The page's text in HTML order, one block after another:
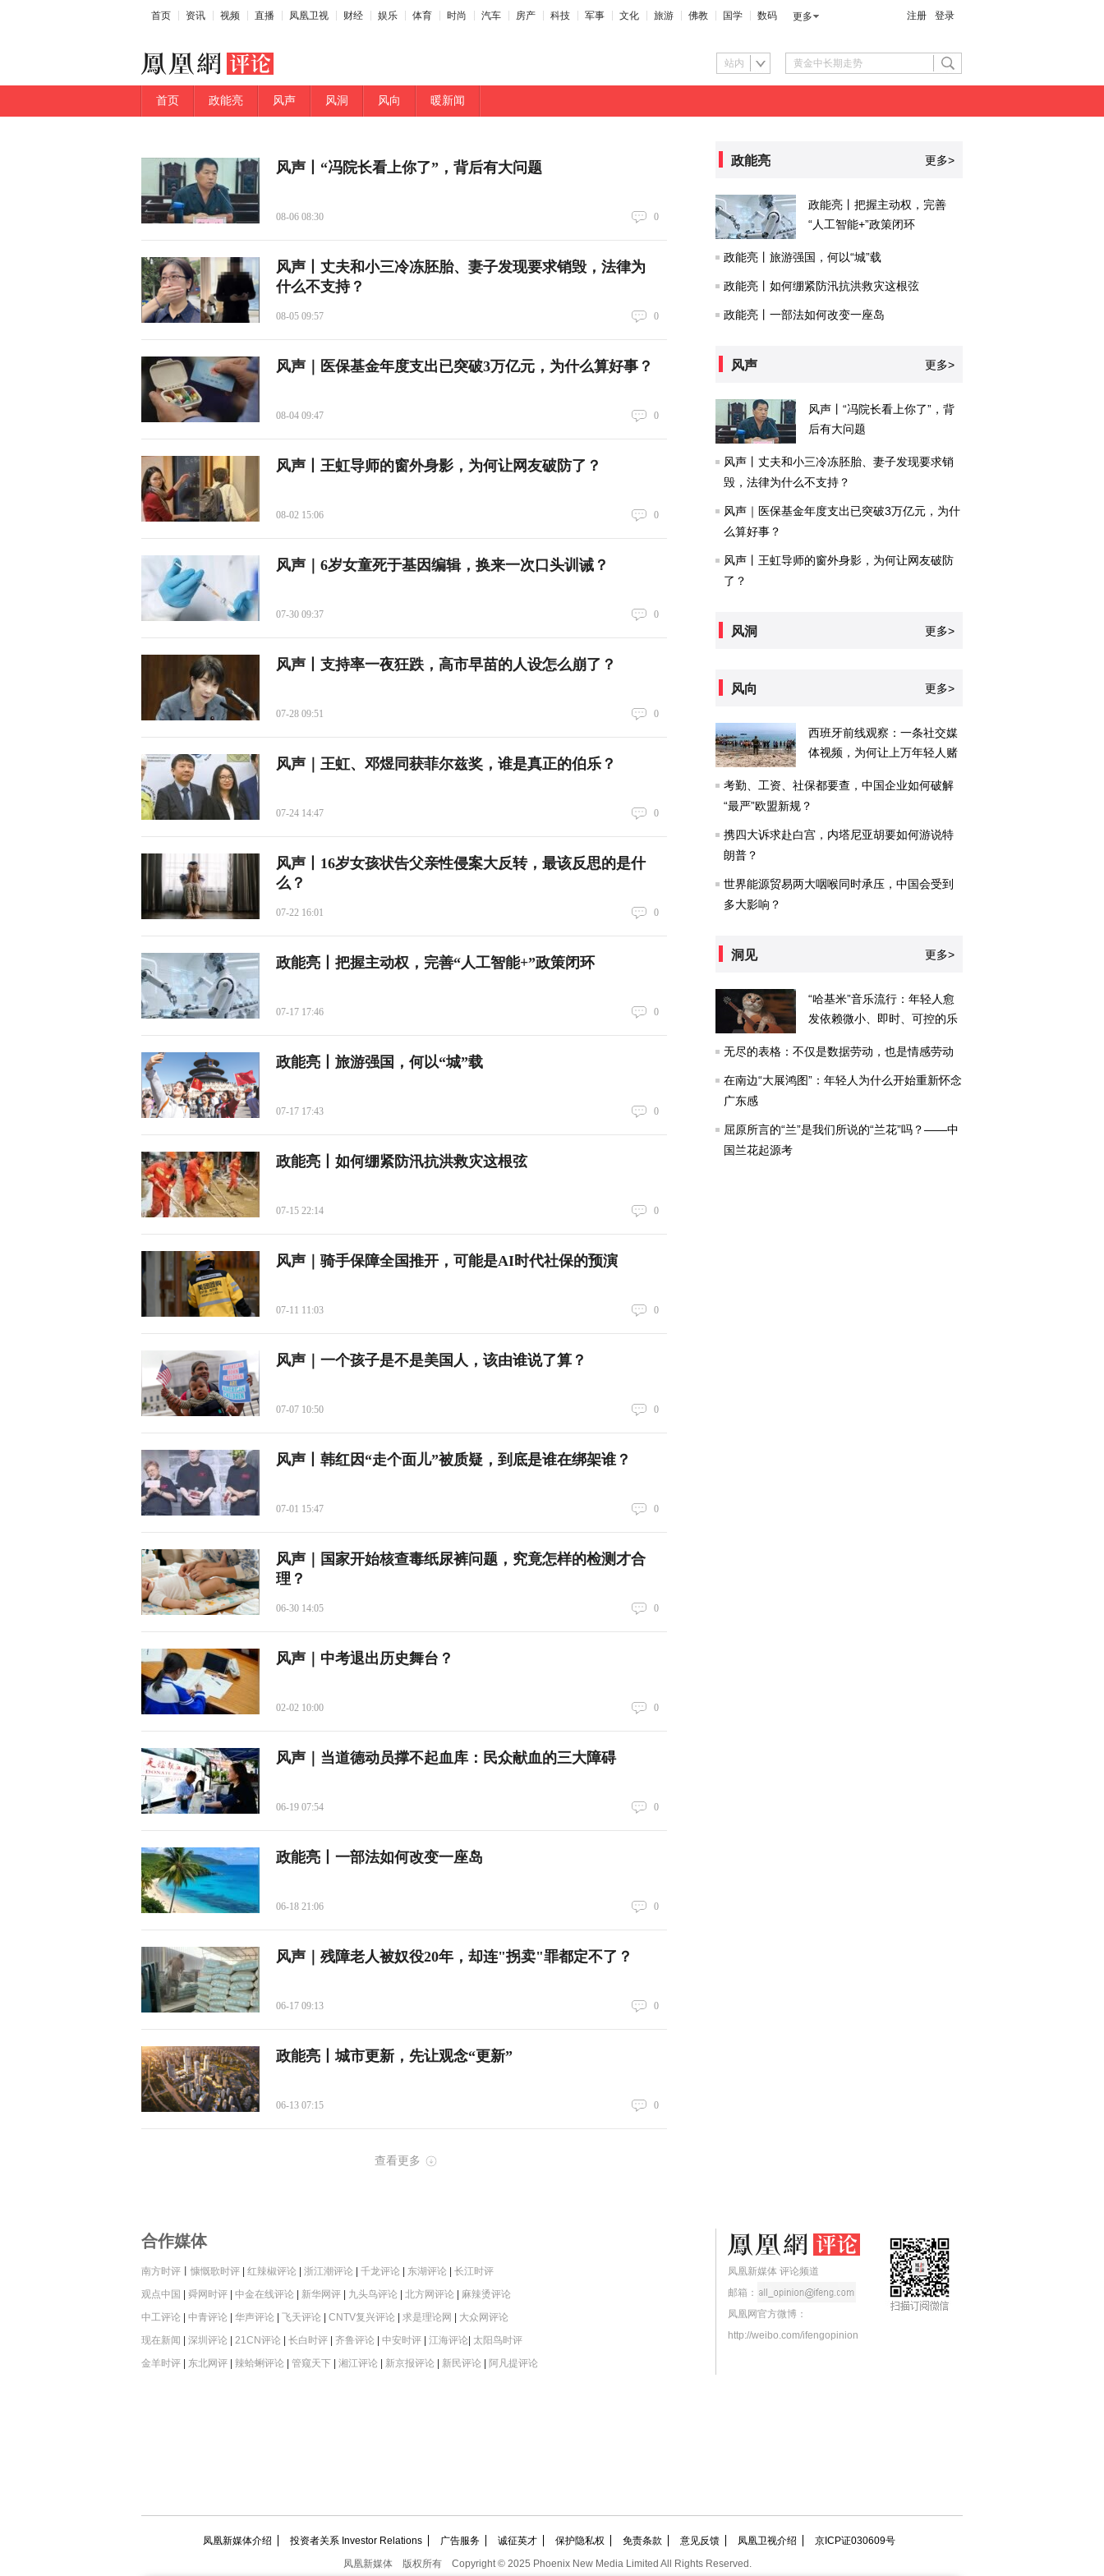
首页 资讯 视频 直播 凤凰卫视 财经 娱乐 体育 时尚 汽车 房产 科技 军事 文化 旅游 佛教 国学 数码 更多 注册 登录
站内
首页 政能亮 风声 风洞 风向 暖新闻
风声丨“冯院长看上你了”，背后有大问题
08-06 08:30 0
风声丨丈夫和小三冷冻胚胎、妻子发现要求销毁，法律为
什么不支持？
08-05 09:57 0
风声｜医保基金年度支出已突破3万亿元，为什么算好事？
08-04 09:47 0
风声丨王虹导师的窗外身影，为何让网友破防了？
08-02 15:06 0
风声｜6岁女童死于基因编辑，换来一次口头训诫？
07-30 09:37 0
风声丨支持率一夜狂跌，高市早苗的人设怎么崩了？
07-28 09:51 0
风声｜王虹、邓煜同获菲尔兹奖，谁是真正的伯乐？
07-24 14:47 0
风声丨16岁女孩状告父亲性侵案大反转，最该反思的是什
么？
07-22 16:01 0
政能亮丨把握主动权，完善“人工智能+”政策闭环
07-17 17:46 0
政能亮丨旅游强国，何以“城”载
07-17 17:43 0
政能亮丨如何绷紧防汛抗洪救灾这根弦
07-15 22:14 0
风声｜骑手保障全国推开，可能是AI时代社保的预演
07-11 11:03 0
风声｜一个孩子是不是美国人，该由谁说了算？
07-07 10:50 0
风声丨韩红因“走个面儿”被质疑，到底是谁在绑架谁？
07-01 15:47 0
风声｜国家开始核查毒纸尿裤问题，究竟怎样的检测才合
理？
06-30 14:05 0
风声｜中考退出历史舞台？
02-02 10:00 0
风声｜当道德动员撑不起血库：民众献血的三大障碍
06-19 07:54 0
政能亮丨一部法如何改变一座岛
06-18 21:06 0
风声｜残障老人被奴役20年，却连"拐卖"罪都定不了？
06-17 09:13 0
政能亮丨城市更新，先让观念“更新”
06-13 07:15 0
查看更多
政能亮 更多>
政能亮丨把握主动权，完善
“人工智能+”政策闭环
政能亮丨旅游强国，何以“城”载
政能亮丨如何绷紧防汛抗洪救灾这根弦
政能亮丨一部法如何改变一座岛
风声 更多>
风声丨“冯院长看上你了”，背
后有大问题
风声丨丈夫和小三冷冻胚胎、妻子发现要求销
毁，法律为什么不支持？
风声｜医保基金年度支出已突破3万亿元，为什
么算好事？
风声丨王虹导师的窗外身影，为何让网友破防
了？
风洞 更多>
风向 更多>
西班牙前线观察：一条社交媒
体视频，为何让上万年轻人赌
考勤、工资、社保都要查，中国企业如何破解
“最严”欧盟新规？
携四大诉求赴白宫，内塔尼亚胡要如何游说特
朗普？
世界能源贸易两大咽喉同时承压，中国会受到
多大影响？
洞见 更多>
“哈基米”音乐流行：年轻人愈
发依赖微小、即时、可控的乐
无尽的表格：不仅是数据劳动，也是情感劳动
在南边“大展鸿图”：年轻人为什么开始重新怀念
广东感
屈原所言的“兰”是我们所说的“兰花”吗？——中
国兰花起源考
合作媒体
南方时评 慷慨歌时评 红辣椒评论 浙江潮评论 千龙评论 东湖评论
长江时评
观点中国
舜网时评 中金在线评论 新华网评 九头鸟评论 北方网评论
麻辣烫评论
中工评论
中青评论 华声评论 飞天评论 CNTV复兴评论 求是理论网
大众网评论
现在新闻
深圳评论 21CN评论 长白时评 齐鲁评论 中安时评 江海评论 太阳鸟时评
金羊时评
东北网评 辣蛤蜊评论 管窥天下 湘江评论 新京报评论 新民评论 阿凡提评论
凤凰新媒体 评论频道
邮箱：
凤凰网官方微博：
http://weibo.com/ifengopinion
凤凰新媒体介绍 投资者关系 Investor Relations 广告服务 诚征英才 保护隐私权 免责条款 意见反馈 凤凰卫视介绍
京ICP证030609号
凤凰新媒体
版权所有 Copyright © 2025 Phoenix New Media Limited All Rights Reserved.